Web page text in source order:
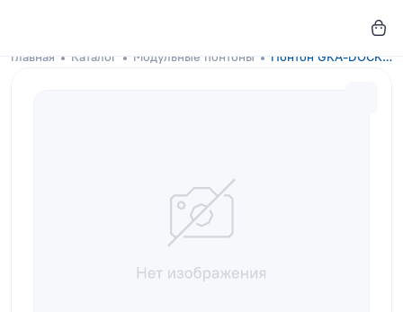
Главная Каталог Модульные понтоны Понтон GKA-DOCKS 150x100 Graphite